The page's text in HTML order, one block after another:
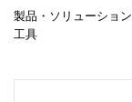
製品・ソリューション
工具